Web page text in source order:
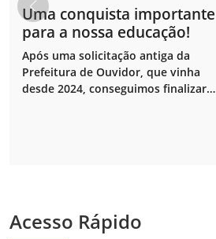
Uma conquista importante
para a nossa educação!
Após uma solicitação antiga da
Prefeitura de Ouvidor, que vinha
desde 2024, conseguimos finalizar a
Acesso Rápido